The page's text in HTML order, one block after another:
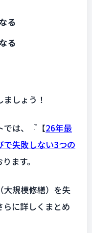
る
る
しょう！
では、『 【26年最
で失敗しない3つの
ます。
大規模修繕）を失
に詳しくまとめ